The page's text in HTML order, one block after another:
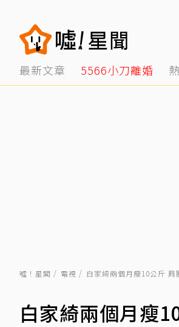
最新文章 5566小刀離婚
噓！星聞 電視 白家綺兩個月瘦10公斤
白家綺兩個月瘦